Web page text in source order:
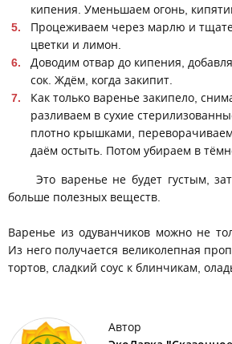
кипения. Уменьшаем огонь,
Процеживаем через марлю и
цветки и лимон.
Доводим отвар до кипения,
сок. Ждём, когда закипит.
Как только варенье закипело,
разливаем в сухие
плотно крышками,
даём остыть. Потом убираем в
Это варенье не будет густым,
больше полезных веществ.
Варенье из одуванчиков можно не
Из него получается великолепная
тортов, сладкий соус к блинчикам,
Автор